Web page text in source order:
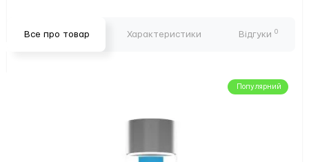
Все про товар Характеристики Відгуки 0
Популярний